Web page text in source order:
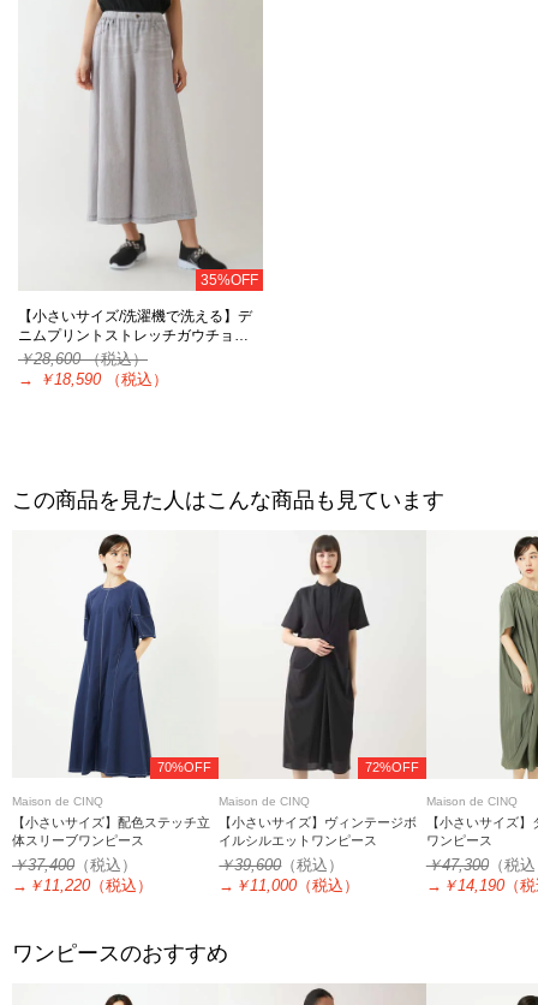
35%OFF
【小さいサイズ/洗濯機で洗える】デ
ニムプリントストレッチガウチョ…
￥28,600（税込）
→
￥18,590 （税込）
この商品を見た人はこんな商品も見ています
70%OFF
Maison de CINQ
【小さいサイズ】配色ステッチ立
体スリーブワンピース
￥37,400 （税込）
→ ￥11,220 （税込）
72%OFF
Maison de CINQ
【小さいサイズ】ヴィンテージボ
イルシルエットワンピース
￥39,600（税込）
→ ￥11,000 （税込）
Maison de CINQ
【小さいサイズ
ワンピース
￥47,300（税
→ ￥14,190（
ワンピースのおすすめ